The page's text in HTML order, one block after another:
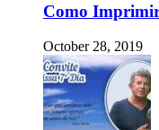
Como
October 28, 2019